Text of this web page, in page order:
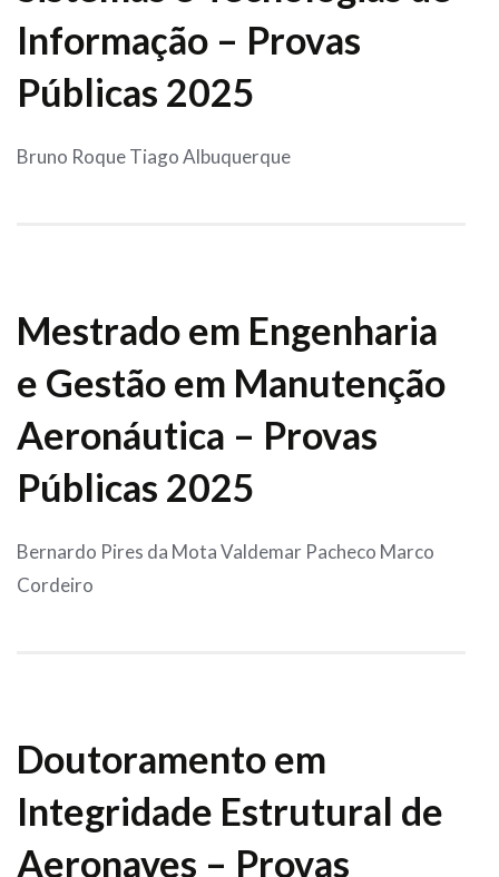
Informação – Provas
Públicas 2025
Bruno Roque Tiago Albuquerque
Mestrado em Engenharia
e Gestão em Manutenção
Aeronáutica – Provas
Públicas 2025
Bernardo Pires da Mota Valdemar Pacheco Marco
Cordeiro
Doutoramento em
Integridade Estrutural de
Aeronaves – Provas